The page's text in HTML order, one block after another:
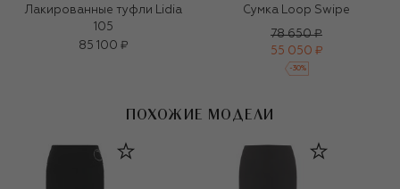
Лакированные туфли Lidia
105
85 100 ₽
Сумка Loop Swipe
78 650 ₽
55 050 ₽
-30%
ПОХОЖИЕ МОДЕЛИ